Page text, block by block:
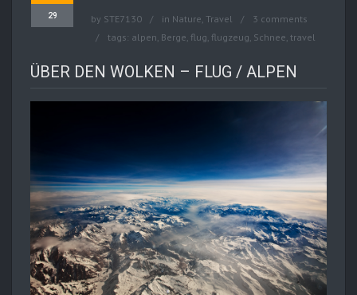
29 by STE7130 in Nature, Travel
3 comments
tags: alpen, Berge, flug, flugzeug, Schnee, travel
ÜBER DEN WOLKEN – FLUG / ALPEN